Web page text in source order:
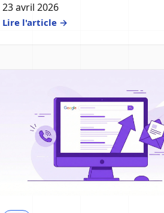
23 avril 2026
Lire l'article →